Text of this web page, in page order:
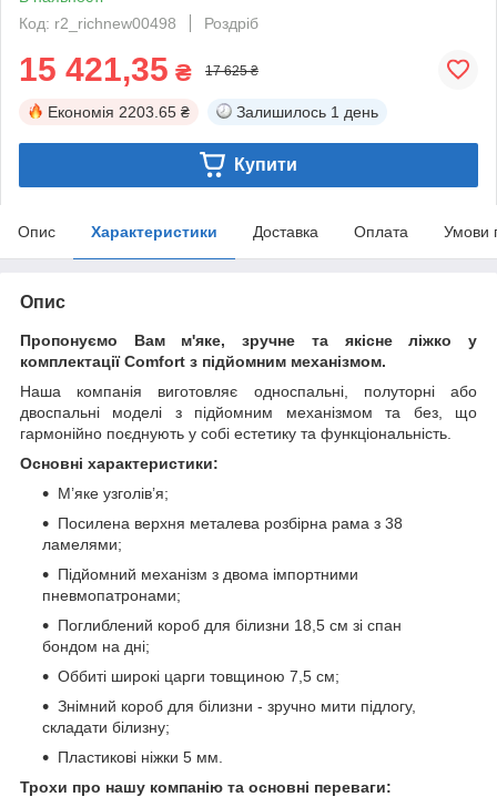
Код: r2_richnew00498
Роздріб
15 421,35 ₴ 17 625 ₴
Економія 2203.65 ₴ Залишилось 1 день
Купити
Опис Характеристики Доставка Оплата Умови
Опис
Пропонуємо Вам м'яке, зручне та якiсне ліжко у
комплектації Comfort з підйомним механізмом.
Наша компанія виготовляє односпальні, полуторні або
двоспальні моделі з підйомним механізмом та без, що
гармонійно поєднують у собі естетику та функціональність.
Основні характеристики:
М’яке узголів’я;
Посилена верхня металева розбірна рама з 38
ламелями;
Підйомний механізм з двома імпортними
пневмопатронами;
Поглиблений короб для білизни 18,5 см зі спан
бондом на дні;
Оббиті широкі царги товщиною 7,5 см;
Знімний короб для білизни - зручно мити підлогу,
складати білизну;
Пластикові ніжки 5 мм.
Трохи про нашу компанію та основні переваги: